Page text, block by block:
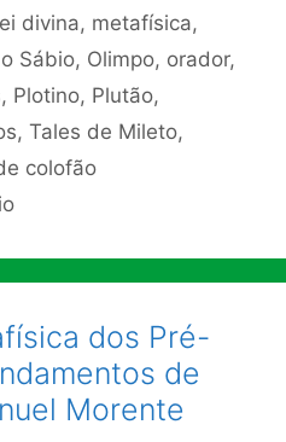
divina, metafísica,
o Sábio, Olimpo, orador,
, Plotino, Plutão,
, Tales de Mileto,
colofão
dos Pré-
de
Morente